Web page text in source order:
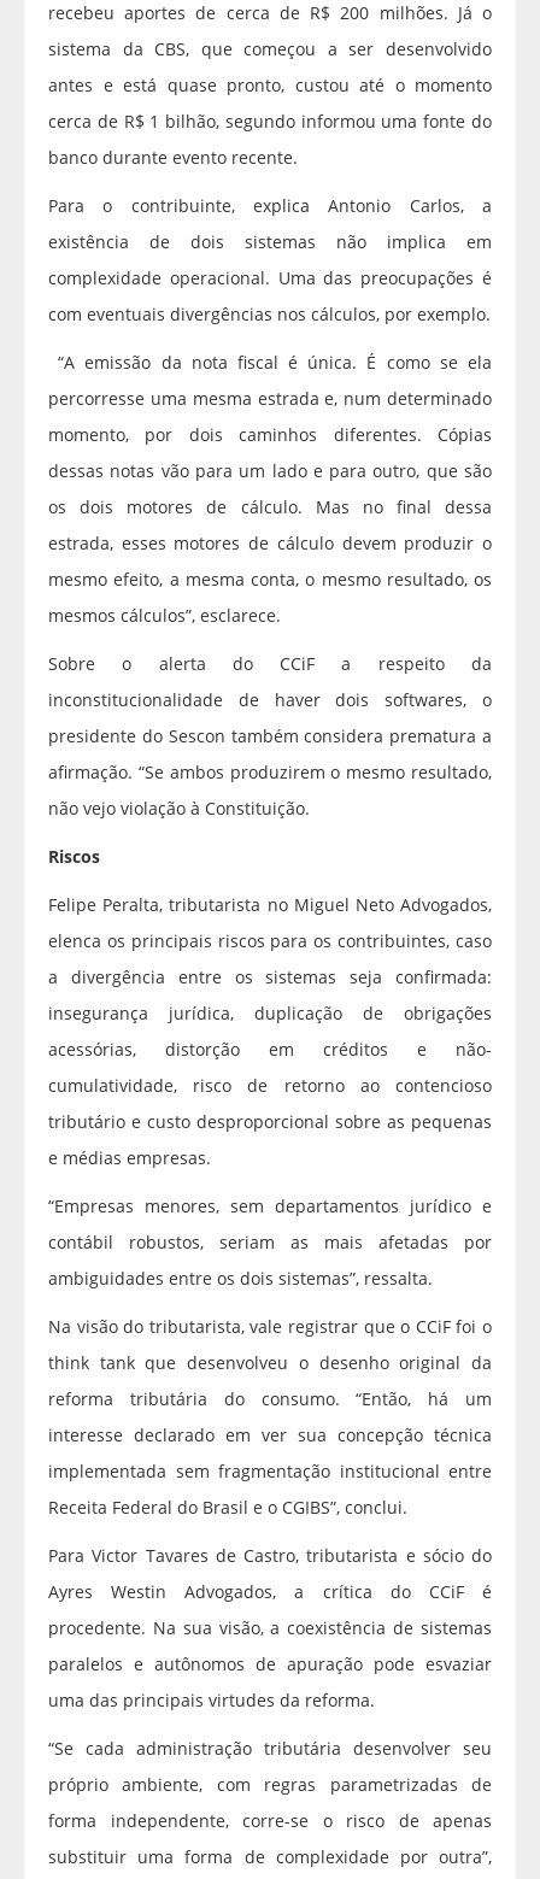
recebeu aportes de cerca de R$ 200 milhões. Já o
sistema da CBS, que começou a ser desenvolvido
antes e está quase pronto, custou até o momento
cerca de R$ 1 bilhão, segundo informou uma fonte do
banco durante evento recente.
Para o contribuinte, explica Antonio Carlos, a
existência de dois sistemas não implica em
complexidade operacional. Uma das preocupações é
com eventuais divergências nos cálculos, por exemplo.
“A emissão da nota fiscal é única. É como se ela
percorresse uma mesma estrada e, num determinado
momento, por dois caminhos diferentes. Cópias
dessas notas vão para um lado e para outro, que são
os dois motores de cálculo. Mas no final dessa
estrada, esses motores de cálculo devem produzir o
mesmo efeito, a mesma conta, o mesmo resultado, os
mesmos cálculos”, esclarece.
Sobre o alerta do CCiF a respeito da
inconstitucionalidade de haver dois softwares, o
presidente do Sescon também considera prematura a
afirmação. “Se ambos produzirem o mesmo resultado,
não vejo violação à Constituição.
Riscos
Felipe Peralta, tributarista no Miguel Neto Advogados,
elenca os principais riscos para os contribuintes, caso
a divergência entre os sistemas seja confirmada:
insegurança jurídica, duplicação de obrigações
acessórias, distorção em créditos e não-
cumulatividade, risco de retorno ao contencioso
tributário e custo desproporcional sobre as pequenas
e médias empresas.
“Empresas menores, sem departamentos jurídico e
contábil robustos, seriam as mais afetadas por
ambiguidades entre os dois sistemas”, ressalta.
Na visão do tributarista, vale registrar que o CCiF foi o
think tank que desenvolveu o desenho original da
reforma tributária do consumo. “Então, há um
interesse declarado em ver sua concepção técnica
implementada sem fragmentação institucional entre
Receita Federal do Brasil e o CGIBS”, conclui.
Para Victor Tavares de Castro, tributarista e sócio do
Ayres Westin Advogados, a crítica do CCiF é
procedente. Na sua visão, a coexistência de sistemas
paralelos e autônomos de apuração pode esvaziar
uma das principais virtudes da reforma.
“Se cada administração tributária desenvolver seu
próprio ambiente, com regras parametrizadas de
forma independente, corre-se o risco de apenas
substituir uma forma de complexidade por outra”,